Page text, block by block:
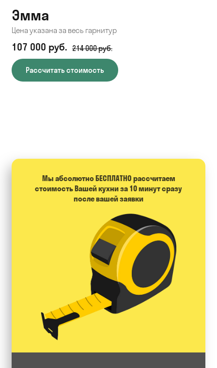
Эмма
Цена указана за весь гарнитур
107 000 руб. 214 000 руб.
Рассчитать стоимость
Мы абсолютно БЕСПЛАТНО расcчитаем
стоимость Вашей кухни за 10 минут сразу
после вашей заявки